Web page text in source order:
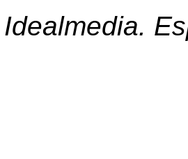
Idealmedia.